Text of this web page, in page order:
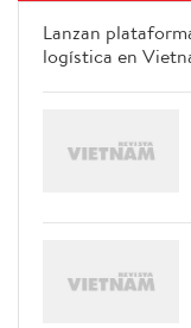
Lanzan
logística en